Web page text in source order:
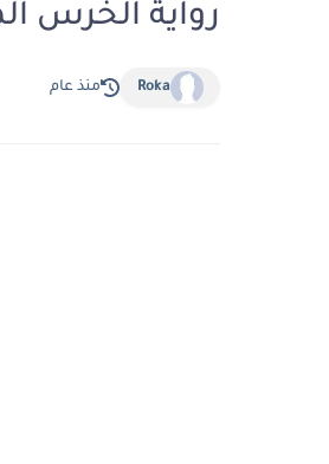
رواية الخرس
Roka منذ عام